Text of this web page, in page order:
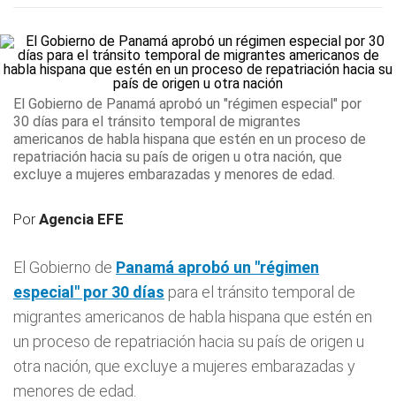
El Gobierno de Panamá aprobó un "régimen especial" por
30 días para el tránsito temporal de migrantes
americanos de habla hispana que estén en un proceso de
repatriación hacia su país de origen u otra nación, que
excluye a mujeres embarazadas y menores de edad.
PorAgencia EFE
El Gobierno de Panamá aprobó un "régimen
especial" por 30 días para el tránsito temporal de
migrantes americanos de habla hispana que estén en
un proceso de repatriación hacia su país de origen u
otra nación, que excluye a mujeres embarazadas y
menores de edad.